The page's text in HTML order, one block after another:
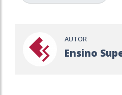
AUTOR
Ensino